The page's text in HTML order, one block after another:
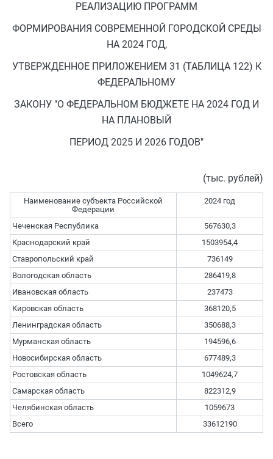
РЕАЛИЗАЦИЮ ПРОГРАММ
ФОРМИРОВАНИЯ СОВРЕМЕННОЙ ГОРОДСКОЙ СРЕДЫ
НА 2024 ГОД,
УТВЕРЖДЕННОЕ ПРИЛОЖЕНИЕМ 31 (ТАБЛИЦА 122) К
ФЕДЕРАЛЬНОМУ
ЗАКОНУ "О ФЕДЕРАЛЬНОМ БЮДЖЕТЕ НА 2024 ГОД И
НА ПЛАНОВЫЙ
ПЕРИОД 2025 И 2026 ГОДОВ"
(тыс. рублей)
Наименование субъекта Российской
Федерации
2024 год
Чеченская Республика
567630,3
Краснодарский край
1503954,4
Ставропольский край
736149
Вологодская область
286419,8
Ивановская область
237473
Кировская область
368120,5
Ленинградская область
350688,3
Мурманская область
194596,6
Новосибирская область
677489,3
Ростовская область
1049624,7
Самарская область
822312,9
Челябинская область
1059673
Всего
33612190